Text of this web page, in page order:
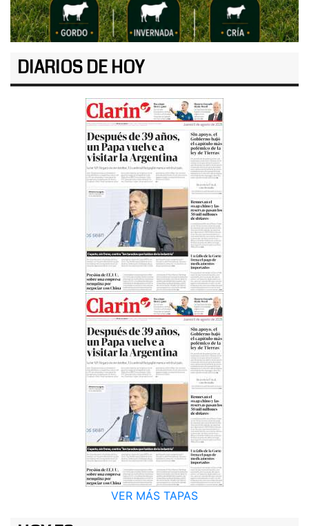
DIARIOS DE HOY
VER MÁS TAPAS